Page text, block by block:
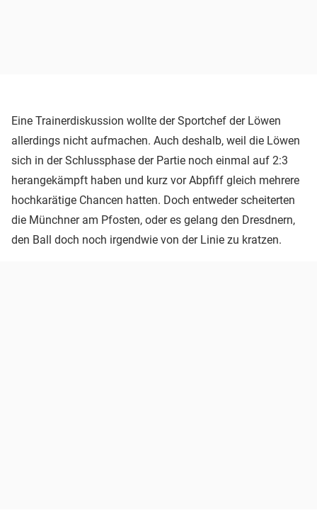
Eine Trainerdiskussion wollte der Sportchef der Löwen
allerdings nicht aufmachen. Auch deshalb, weil die Löwen
sich in der Schlussphase der Partie noch einmal auf 2:3
herangekämpft haben und kurz vor Abpfiff gleich mehrere
hochkarätige Chancen hatten. Doch entweder scheiterten
die Münchner am Pfosten, oder es gelang den Dresdnern,
den Ball doch noch irgendwie von der Linie zu kratzen.